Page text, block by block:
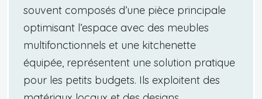
souvent composés d’une pièce principale
optimisant l’espace avec des meubles
multifonctionnels et une kitchenette
équipée, représentent une solution pratique
pour les petits budgets. Ils exploitent des